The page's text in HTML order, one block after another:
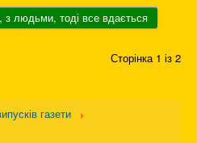
людьми, тоді все вдається
Сторінка 1 із 2
газети